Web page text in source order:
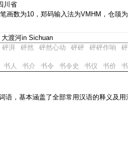
川省
画数为10，郑码输入法为VMHM，仓颉为
渡河in Sichuan
砰湃 砰然 砰然心动 砰砰 砰砰作响
书人 书介 书令 书令史 书仪 书价
语，基本涵盖了全部常用汉语的释义及用